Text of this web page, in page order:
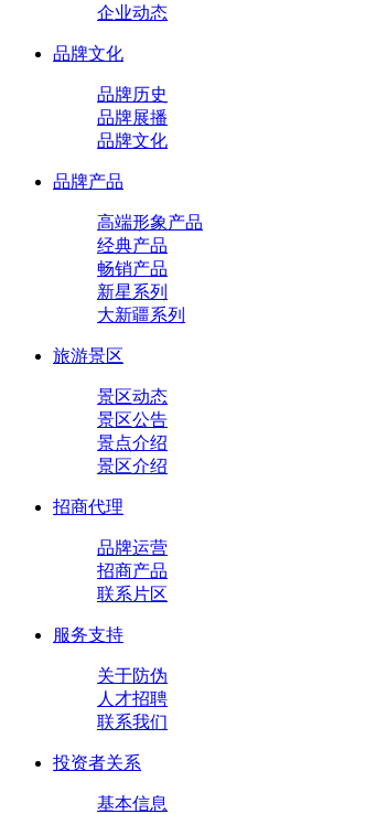
企业动态
品牌文化
品牌历史
品牌展播
品牌文化
品牌产品
高端形象产品
经典产品
畅销产品
新星系列
大新疆系列
旅游景区
景区动态
景区公告
景点介绍
景区介绍
招商代理
品牌运营
招商产品
联系片区
服务支持
关于防伪
人才招聘
联系我们
投资者关系
基本信息